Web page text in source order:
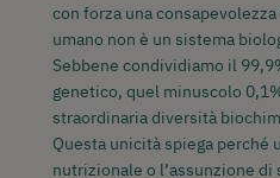
con forza una
umano non è un sistema
Sebbene condividiamo il
genetico, quel minuscolo
straordinaria diversità
Questa unicità spiega perché
nutrizionale o l’assunzione